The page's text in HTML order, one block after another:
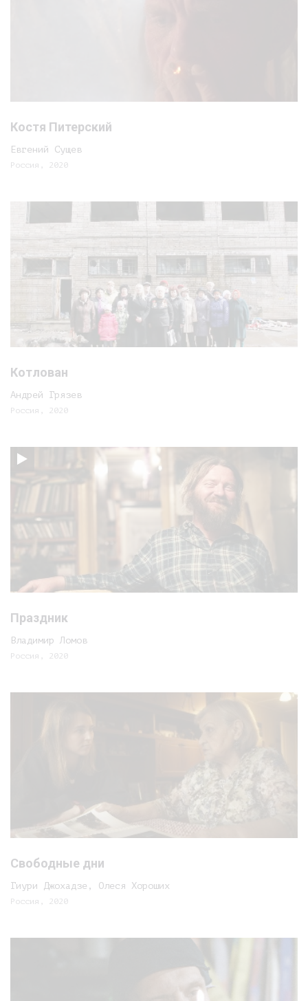
Костя Питерский
Евгений Сущев
Россия, 2020
Котлован
Андрей Грязев
Россия, 2020
Праздник
Владимир Ломов
Россия, 2020
Свободные дни
Гиури Джохадзе, Олеся Хороших
Россия, 2020